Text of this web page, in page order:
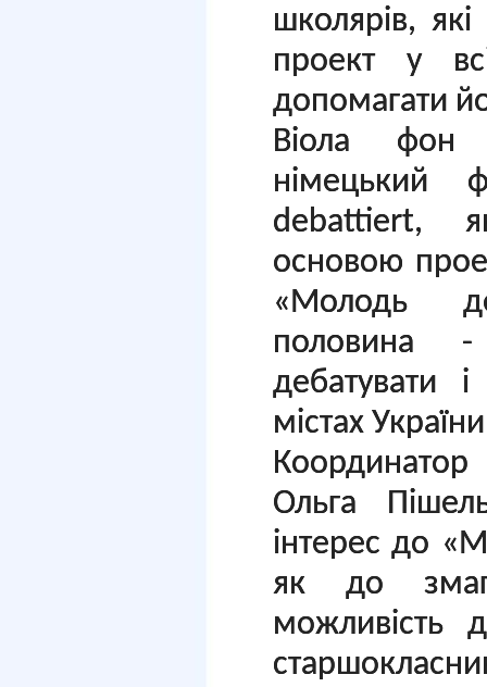
школярів,
проект у
допомагати
Віола
німецький
debattiert,
основою
«Молодь
половина
дебатувати
містах
Ольга
інтерес до
як до
можливість